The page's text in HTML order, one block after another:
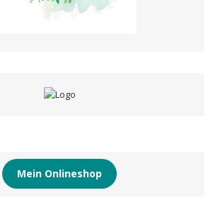
Mein Onlineshop